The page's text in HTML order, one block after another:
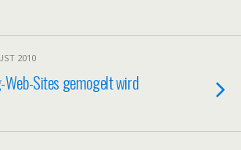
2010
Sites gemogelt wird